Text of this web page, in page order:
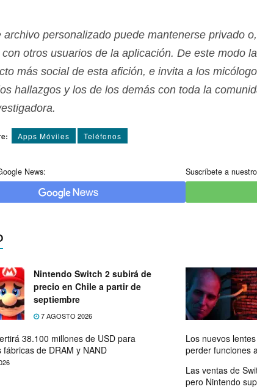
archivo personalizado puede mantenerse privado
otros usuarios de la aplicación. De este modo
más social de esta afición, e invita a los
hallazgos y los de los demás con toda la
Apps Móviles Teléfonos
News: Suscríbete a
Nintendo Switch 2 subirá de
precio en Chile a partir de
septiembre
7 AGOSTO 2026
38.100 millones de USD para
de DRAM y NAND
Los nuevos
perder funciones
Las ventas de
pero Nintendo